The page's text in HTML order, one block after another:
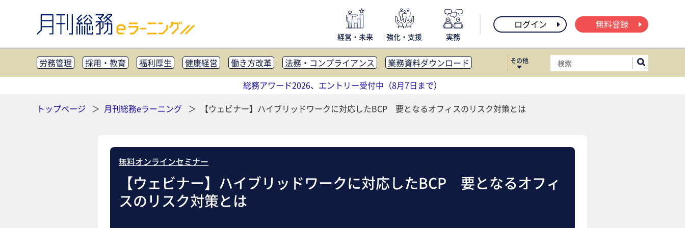
経営・未来 強化・支援 実務
ログイン 無料登録
労務管理 採用・教育 福利厚生 健康経営 働き方改革 法務・コンプライアンス
業務資料ダウンロード
知財管理
リスクマネジメント・BCP 社外・社内広報 社外・社内コミュニケーション活性化
FM・オフィス移転
助成金・補助金・コスト削減 アウトソーシング・BPO
調査・レポート
その他
総務アワード2026、エントリー受付中（8月7日まで）
トップページ
月刊総務eラーニング 【ウェビナー】ハイブリッドワークに対応したBCP 要となるオフィスのリスク対策とは
無料オンラインセミナー
【ウェビナー】ハイブリッドワークに対応したBCP 要となるオフィ
スのリスク対策とは